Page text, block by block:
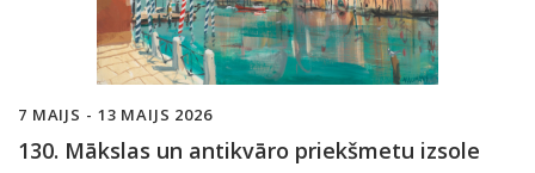
7 MAIJS - 13 MAIJS 2026
130. Mākslas un antikvāro priekšmetu izsole